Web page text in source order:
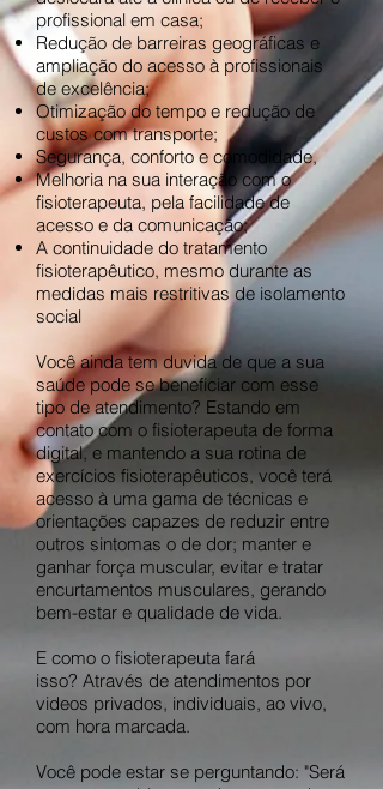
profissional em casa;
Redução de barreiras geográficas e
ampliação do acesso à profissionais
de excelência;
Otimização do tempo e redução de
custos com transporte;
Segurança, conforto e comodidade,
Melhoria na sua interação com o
fisioterapeuta, pela facilidade de
acesso e da comunicação;
A continuidade do tratamento
fisioterapêutico, mesmo durante as
medidas mais restritivas de isolamento
social
Você ainda tem duvida de que a sua
saúde pode se beneficiar com esse
tipo de atendimento? Estando em
contato com o fisioterapeuta de forma
digital, e mantendo a sua rotina de
exercícios fisioterapêuticos, você terá
acesso à uma gama de técnicas e
orientações capazes de reduzir entre
outros sintomas o de dor; manter e
ganhar força muscular, evitar e tratar
encurtamentos musculares, gerando
bem-estar e qualidade de vida.
E como o fisioterapeuta fará
isso? Através de atendimentos por
videos privados, individuais, ao vivo,
com hora marcada.
Você pode estar se perguntando: "Será